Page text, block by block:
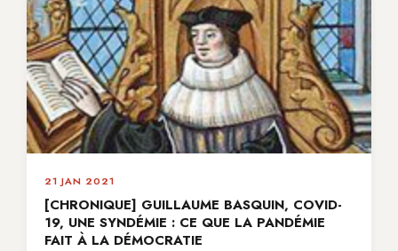
21 JAN 2021
[CHRONIQUE] GUILLAUME BASQUIN, COVID-
19, UNE SYNDÉMIE : CE QUE LA PANDÉMIE
FAIT À LA DÉMOCRATIE